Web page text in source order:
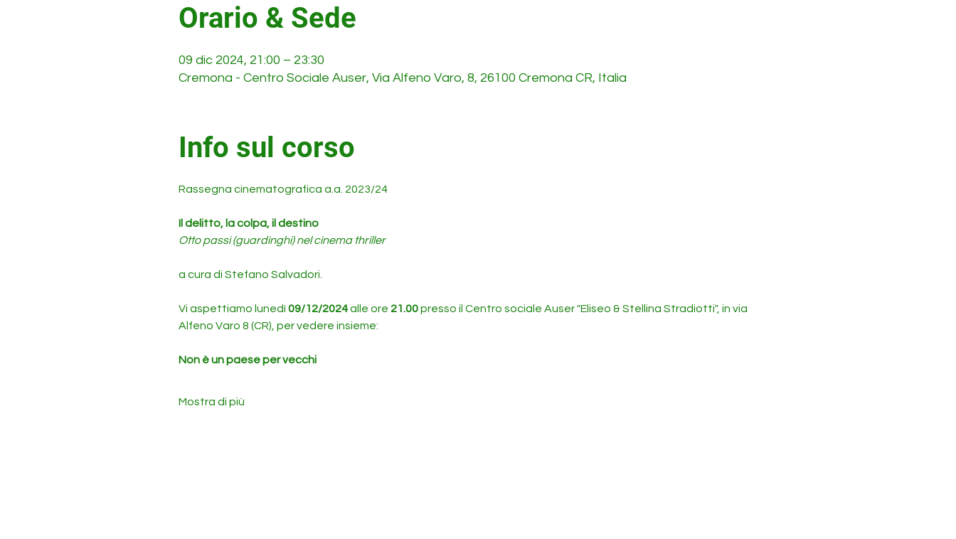
Orario & Sede
09 dic 2024, 21:00 – 23:30
Cremona - Centro Sociale Auser, Via Alfeno Varo, 8, 26100 Cremona CR, Italia
Info sul corso
Rassegna cinematografica a.a. 2023/24
Il delitto, la colpa, il destino
Otto passi (guardinghi) nel cinema thriller
a cura di Stefano Salvadori.
Vi aspettiamo lunedì 09/12/2024 alle ore 21.00 presso il Centro sociale Auser "Eliseo & Stellina Stradiotti", in via
Alfeno Varo 8 (CR), per vedere insieme:
Non è un paese per vecchi
Mostra di più